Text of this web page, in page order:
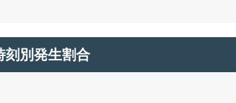
刻別発生割合